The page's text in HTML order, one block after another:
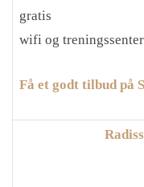
gratis
wifi og
Få et godt tilbud på